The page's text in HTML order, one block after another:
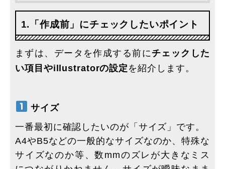
1.「作成前」にチェックしたいポイント
まずは、データを作成する前にチェックした
い項目やillustratorの設定 を紹介します。
サイズ
一番最初に確認したいのが「サイズ」です。
A4やB5などの一般的なサイズなのか、特殊な
サイズなのか等、数mmのズレが大きなミス